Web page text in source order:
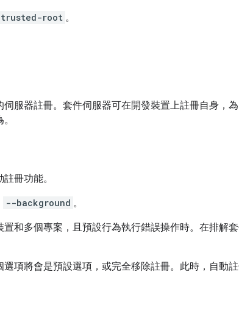
root 。
服器註冊。套件伺服器可在開發裝置上註冊自身，為
冊功能。
--background 。
和多個專案，且預設行為執行錯誤操作時。在排解
項將會是預設選項，或完全移除註冊。此時，自動